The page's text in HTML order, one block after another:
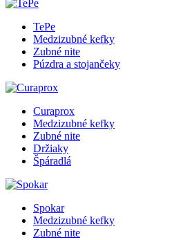
TePe
Medzizubné kefky
Zubné nite
Púzdra a stojančeky
Curaprox
Medzizubné kefky
Zubné nite
Držiaky
Špáradlá
Spokar
Medzizubné kefky
Zubné nite